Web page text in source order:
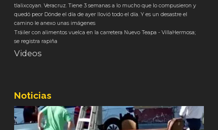
tlalixcoyan. Veracruz. Tiene 3 semanas a lo mucho que lo compusieron y
quedó peor Dónde el día de ayer llovió todo el día. Y es un desastre el
camino le anexo unas imágenes
Tráiler con alimentos vuelca en la carretera Nuevo Teapa - VillaHermosa;
se registra rapiña
Videos
Noticias